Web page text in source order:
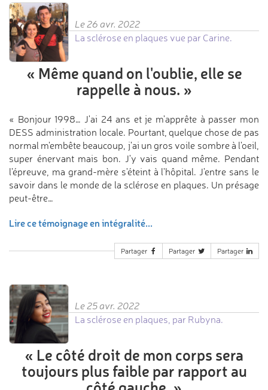
Le 26 avr. 2022
La sclérose en plaques vue par Carine.
« Même quand on l'oublie, elle se
rappelle à nous. »
« Bonjour 1998… J'ai 24 ans et je m'apprête à passer mon
DESS administration locale. Pourtant, quelque chose de pas
normal m'embête beaucoup, j'ai un gros voile sombre à l'oeil,
super énervant mais bon. J'y vais quand même. Pendant
l'épreuve, ma grand-mère s'éteint à l'hôpital. J'entre sans le
savoir dans le monde de la sclérose en plaques. Un présage
peut-être…
Lire ce témoignage en intégralité...
Partager Partager Partager
Le 25 avr. 2022
La sclérose en plaques, par Rubyna.
« Le côté droit de mon corps sera
toujours plus faible par rapport au